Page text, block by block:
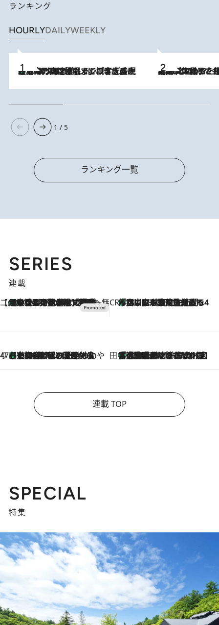
ランキング
HOURLYDAILYWEEKLY
2026.8.7
「湘南乃風に憧れて」観客大盛上がりの“タオル回し”に、ラッパー顔負けの高速歌唱まで…さだまさし（74）のアグレッシブすぎる現在地 2026.8.5
【阿川佐和子さんの年とる力】なぜ70代で始めた趣味は“こんなに楽しい”のか？ ピアノ、俳句…スランプに陥っても続けられる“ある秘訣”とは
1 / 5
ランキング一覧
SERIES
連載
【CREA×星野リゾート】唯一無二。癒しと発見が待つ場所へ
2026.8.7
【トンボの足水浴】ヒノキの香りに包まれて涼感マックス！約13℃の湧水かけ流しを避暑地「星野温泉 トンボの湯」で体験 CREA'S CHOICE
2026.8.7
「立川にも歌舞伎があるんだよ」 片岡仁左衛門・市川中車ら豪華座組みで4年目の立川立飛歌舞伎へ
47都道府県の手みやげ ひんやりスイーツで夏を満喫
2026.8.7
【京都府】この夏絶対食べたい 冷やしておいしいおやつ3選 ひと口目から心を掴む新緑のテリーヌ 田中稲の勝手に再ブーム
2026.8.7
「湘南乃風に憧れて」観客大盛上がりの“タオル回し”に、ラッパー顔負けの高速歌唱まで…さだまさし（74）のアグレッシブすぎる現在地
連載 TOP
SPECIAL
特集